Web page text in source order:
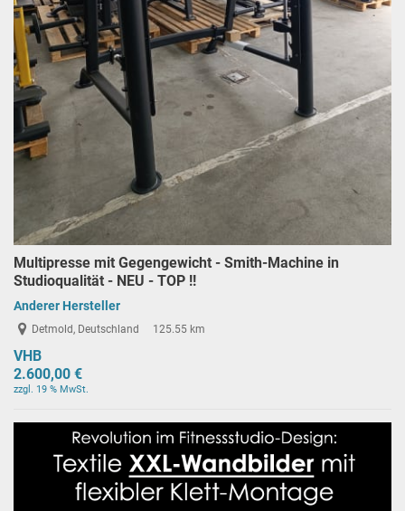
Multipresse mit Gegengewicht - Smith-Machine in
Studioqualität - NEU - TOP !!
Anderer Hersteller
Detmold, Deutschland 125.55 km
VHB
2.600,00 €
zzgl. 19 % MwSt.